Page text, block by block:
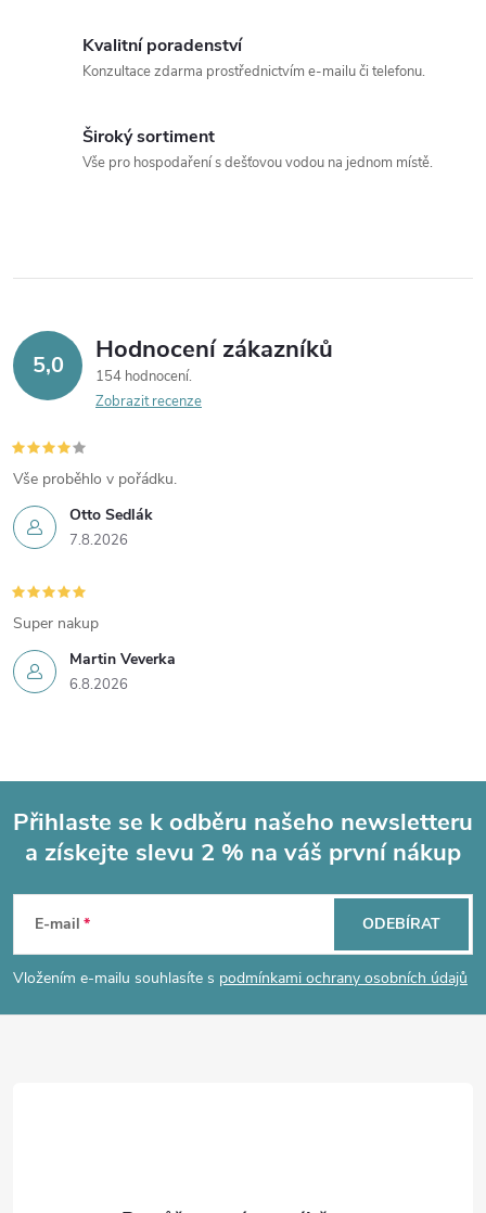
Kvalitní poradenství
Konzultace zdarma prostřednictvím e-mailu či telefonu.
Široký sortiment
Vše pro hospodaření s dešťovou vodou na jednom místě.
5,0 Hodnocení zákazníků
154 hodnocení
Zobrazit recenze
Otto Sedlák
7.8.2026
Vše proběhlo v pořádku.
Martin Veverka
6.8.2026
Super nakup
p
a
Přihlaste se k odběru našeho newsletteru
a získejte slevu 2 % na váš první nákup
E-mail
Vložením e-mailu souhlasíte s podmínkami ochrany osobních údajů
ODEBÍRAT